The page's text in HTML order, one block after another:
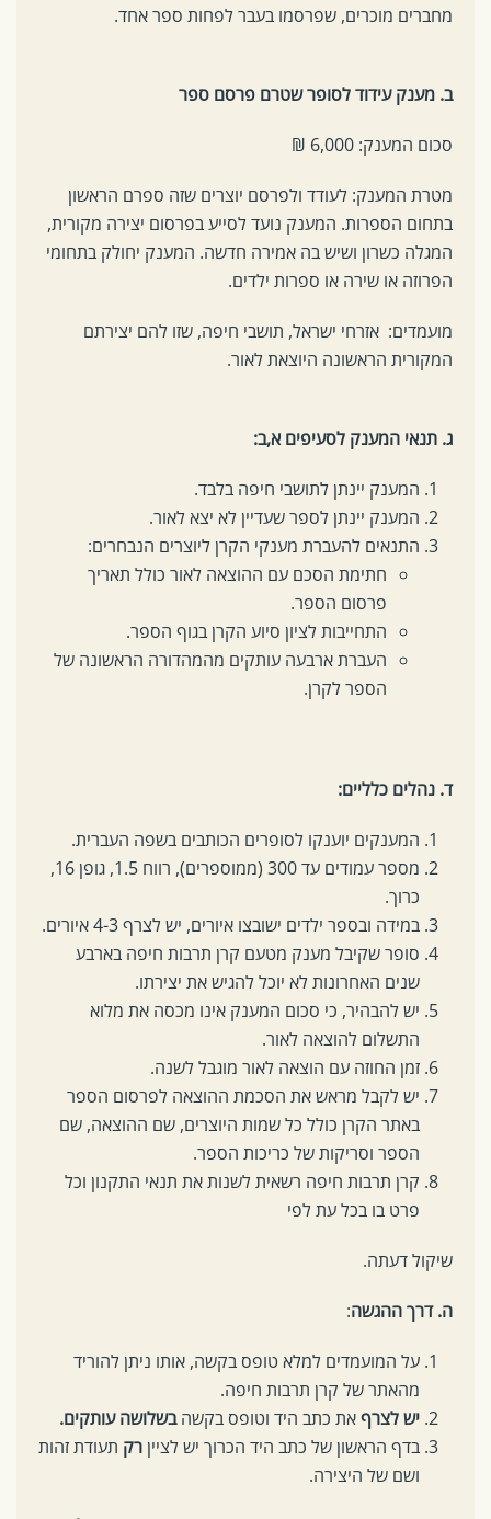
מחברים מוכרים, שפרסמו בעבר לפחות ספר אחד.
ב. מענק עידוד לסופר שטרם פרסם ספר
סכום המענק: 6,000 ₪
מטרת המענק: לעודד ולפרסם יוצרים שזה ספרם הראשון
בתחום הספרות. המענק נועד לסייע בפרסום יצירה מקורית,
המגלה כשרון ושיש בה אמירה חדשה. המענק יחולק בתחומי
הפרוזה או שירה או ספרות ילדים.
מועמדים: אזרחי ישראל, תושבי חיפה, שזו להם יצירתם
המקורית הראשונה היוצאת לאור.
ג. תנאי המענק לסעיפים א,ב:
המענק יינתן לתושבי חיפה בלבד.
המענק יינתן לספר שעדיין לא יצא לאור.
התנאים להעברת מענקי הקרן ליוצרים הנבחרים:
חתימת הסכם עם ההוצאה לאור כולל תאריך
פרסום הספר.
התחייבות לציון סיוע הקרן בגוף הספר.
העברת ארבעה עותקים מהמהדורה הראשונה של
הספר לקרן.
ד. נהלים כלליים:
המענקים יוענקו לסופרים הכותבים בשפה העברית.
מספר עמודים עד 300 (ממוספרים), רווח 1.5, גופן 16,
כרוך.
במידה ובספר ילדים ישובצו איורים, יש לצרף 4-3 איורים.
סופר שקיבל מענק מטעם קרן תרבות חיפה בארבע
שנים האחרונות לא יוכל להגיש את יצירתו.
יש להבהיר, כי סכום המענק אינו מכסה את מלוא
התשלום להוצאה לאור.
זמן החוזה עם הוצאה לאור מוגבל לשנה.
יש לקבל מראש את הסכמת ההוצאה לפרסום הספר
באתר הקרן כולל כל שמות היוצרים, שם ההוצאה, שם
הספר וסריקות של כריכות הספר.
קרן תרבות חיפה רשאית לשנות את תנאי התקנון וכל
פרט בו בכל עת לפי
שיקול דעתה.
ה. דרך ההגשה:
על המועמדים למלא טופס בקשה, אותו ניתן להוריד
מהאתר של קרן תרבות חיפה.
יש לצרףאת כתב היד וטופס בקשהבשלושה עותקים.
בדף הראשון של כתב היד הכרוך יש לציין רק תעודת זהות
ושם של היצירה.